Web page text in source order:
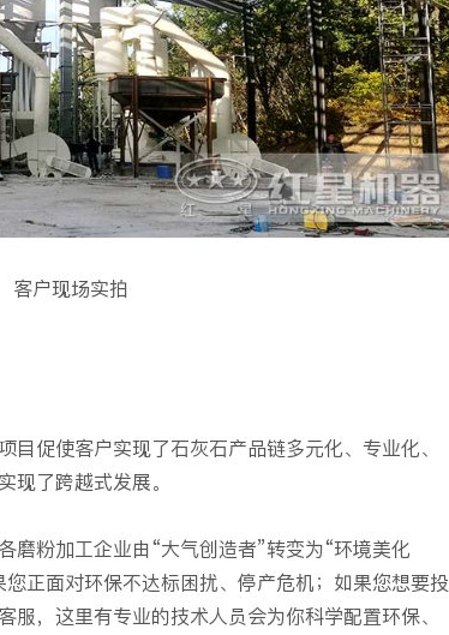
客户现场实拍
促使客户实现了石灰石产品链多元化、专业化、
现了跨越式发展。
磨粉加工企业由“大气创造者”转变为“环境美化
正面对环保不达标困扰、停产危机；如果您想要投
服，这里有专业的技术人员会为你科学配置环保、